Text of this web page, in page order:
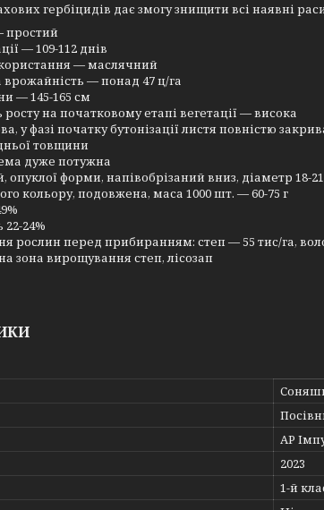
гербіцидів дає змогу знищити всі наявні
простий
— 109-112 днів
— маслячний
врожайність — понад 47 ц/га
— 145-165 см
росту на початковому етапі вегетації — висока
у фазі початку бутонізації листя повністю
товщини
дуже потужна
форми, напівобрізаний вниз, діаметр 18-
кольору, подовжена, маса 1000 шт. — 60-75 г
22-24%
рослин перед прибиранням: степ — 55 тис/га,
зона вирощування степ, лісозап
АР
2023
1-й